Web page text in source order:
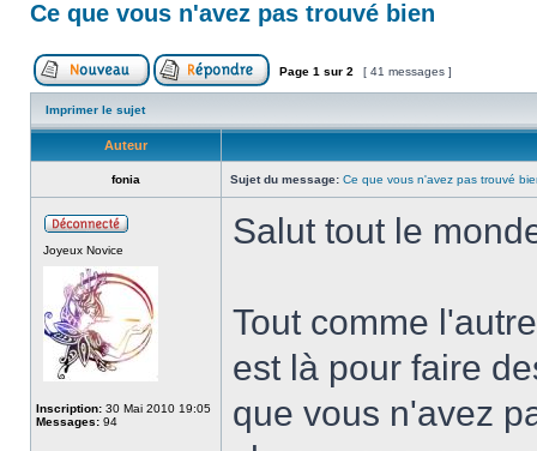
Ce que vous n'avez pas trouvé bien
Page 1 sur 2 [ 41 messages ]
Imprimer le sujet
Auteur
fonia Sujet du message: Ce que vous n'avez pas trouvé
Joyeux Novice
Inscription: 30 Mai 2010 19:05
Messages: 94
Salut tout le
Tout comme
est là pour faire
que vous n'avez